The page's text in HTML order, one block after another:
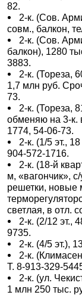
82.
2-к. (Сов.
совм., балкон,
2-к. (Сов.
балкон), 1280
3883.
2-к. (Тореза,
1,7 млн руб.
73.
2-к. (Тореза,
обменяю на 3-к.
1774, 54-06-73.
2-к. (1/5 эт.,
904-572-1716.
2-к. (18-й
м, «вагончик»,
решетки, новые
светлая, в отл.
2-к. (2/12 эт.,
9735.
2-к. (4/5 эт.),
2-к.
Т. 8-913-329-
2-к. (ул.
1 млн 250 тыс.